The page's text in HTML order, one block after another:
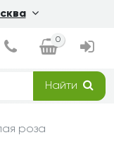
0
Найти
роза